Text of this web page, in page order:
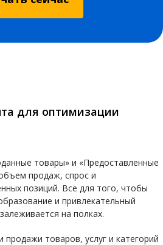
для оптимизации
товары» и «Предоставленные
продаж, спрос и
позиций. Все для того, чтобы
и привлекательный
на полках.
продажи товаров, услуг и категорий